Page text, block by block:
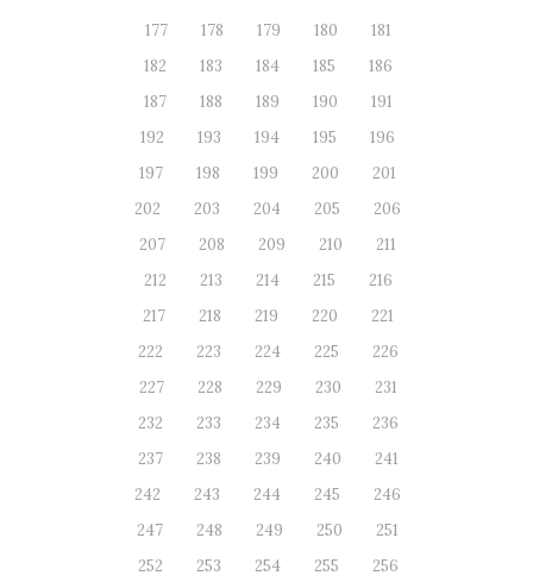
177
178 179 180
181
182
183 184 185
186
187
188 189 190
191
192
193 194 195
196
197
198 199 200
201
202
203 204 205
206
207
208 209 210
211
212
213 214 215
216
217
218 219 220
221
222
223 224 225
226
227
228 229 230
231
232
233 234 235
236
237
238 239 240
241
242
243 244 245
246
247
248 249 250
251
252
253 254 255
256